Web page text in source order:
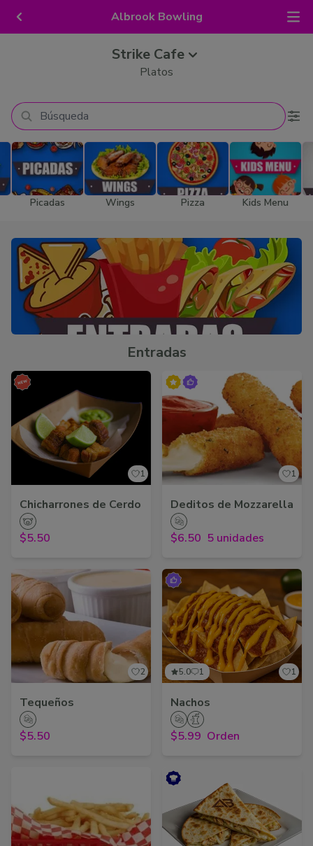
Albrook Bowling
Strike Cafe
Platos
Picadas Wings Pizza Kids Menu
Entradas
Chicharrones de Cerdo
$5.50
1
Deditos de Mozzarella
$6.50 5 unidades
1
Tequeños
$5.50
2
Nachos
$5.99 Orden
5.0 1 1